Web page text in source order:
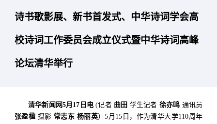
诗书歌影展、新书首发式、中华诗词学会高
校诗词工作委员会成立仪式暨中华诗词高峰
论坛清华举行
清华新闻网5月17日电 (记者 曲田 学生记者 徐亦鸣 通讯员
张盈楹 摄影 常志东 杨丽英）5月15日，作为清华大学110周年